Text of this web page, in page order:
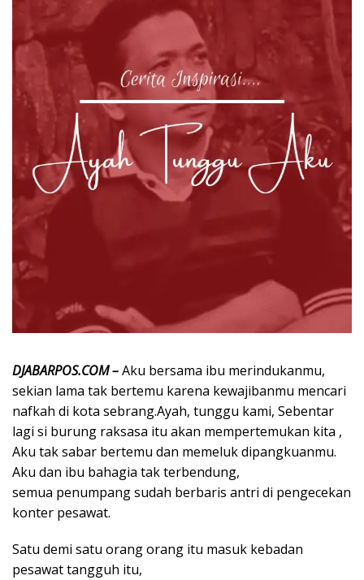
DJABARPOS.COM –Aku bersama ibu merindukanmu,
sekian lama tak bertemu karena kewajibanmu mencari
nafkah di kota sebrang.Ayah, tunggu kami, Sebentar
lagi si burung raksasa itu akan mempertemukan kita ,
Aku tak sabar bertemu dan memeluk dipangkuanmu.
Aku dan ibu bahagia tak terbendung,
semua penumpang sudah berbaris antri di pengecekan
konter pesawat.
Satu demi satu orang orang itu masuk kebadan
pesawat tangguh itu,